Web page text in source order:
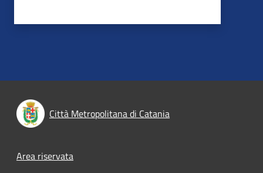
Città Metropolitana di Catania
Footer menu
Area riservata